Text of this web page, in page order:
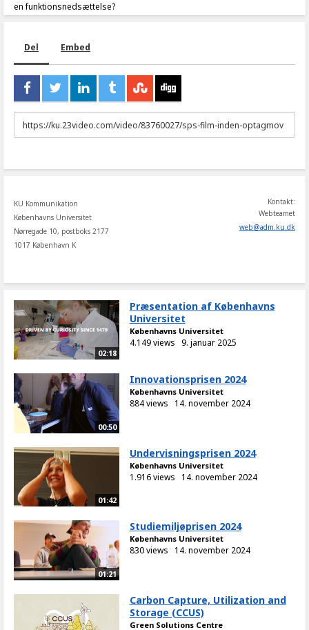
en funktionsnedsættelse?
Del Embed
URL
to
KU Kommunikation
Københavns Universitet
Nørregade 10, postboks 2177
1017 København K
Kontakt:
Webteamet
web@adm.ku.dk
02:18
Præsentation af Københavns
Universitet
Københavns Universitet
4.149 views 9. januar 2025
00:50
Innovationsprisen 2024
Københavns Universitet
884 views 14. november 2024
01:42
Undervisningsprisen 2024
Københavns Universitet
1.916 views 14. november 2024
01:21
Studiemiljøprisen 2024
Københavns Universitet
830 views 14. november 2024
Carbon Capture, Utilization and
Storage (CCUS)
Green Solutions Centre